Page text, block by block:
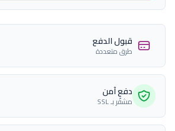
قبول الدفع
طرق متعددة
دفع آمن
مشفّر بـ SSL